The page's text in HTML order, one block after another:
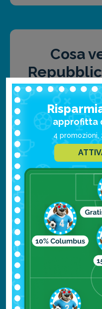
Cosa
le
Santo Domingo
Punta Cana
Puerto Plata
La Romana
Parco
Caleta
Cascate del
Altos de Chavon
approfitta
4 promozioni,